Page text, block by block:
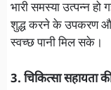
भारी समस्या उत्पन्न
शुद्ध करने के उपकरण और
स्वच्छ पानी मिल सके।
3. चिकित्सा सहायता